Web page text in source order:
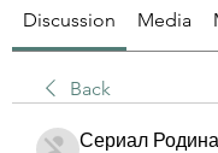
Discussion Media
Back
Сериал Родина